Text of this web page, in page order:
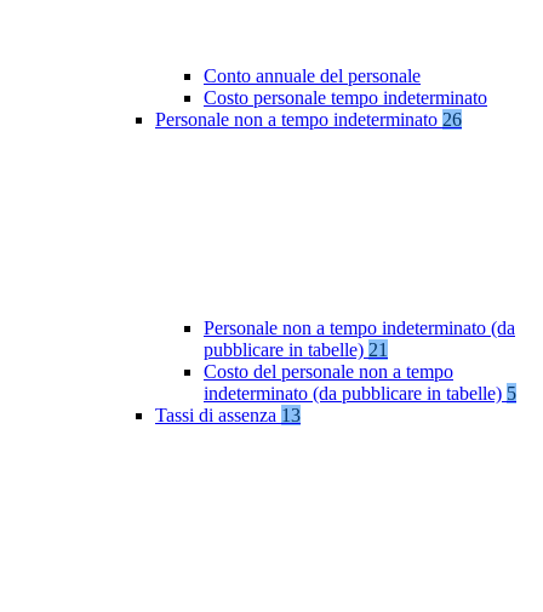
Conto annuale del personale
Costo personale tempo indeterminato
Personale non a tempo indeterminato 26
Personale non a tempo indeterminato (da
pubblicare in tabelle) 21
Costo del personale non a tempo
indeterminato (da pubblicare in tabelle) 5
Tassi di assenza 13